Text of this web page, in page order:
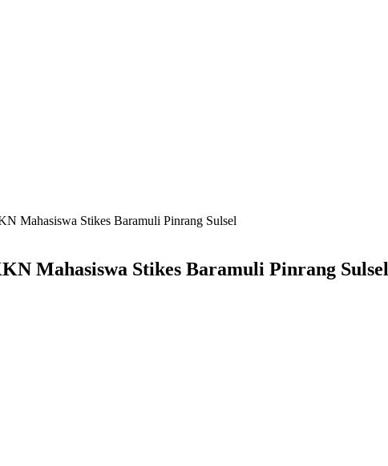
Mahasiswa Stikes Baramuli Pinrang Sulsel
Mahasiswa Stikes Baramuli Pinrang Sulsel